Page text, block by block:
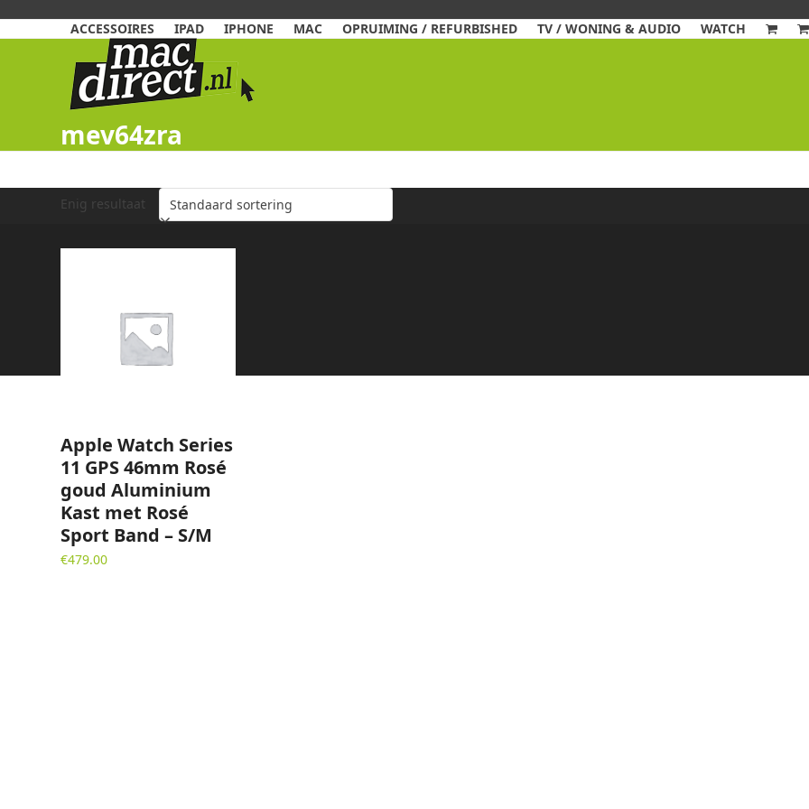
ACCESSOIRES
IPAD IPHONE MAC OPRUIMING / REFURBISHED TV / WONING & AUDIO WATCH
mev64zra
Enig resultaat
Apple Watch Series
11 GPS 46mm Rosé
goud Aluminium
Kast met Rosé
Sport Band – S/M
€479.00